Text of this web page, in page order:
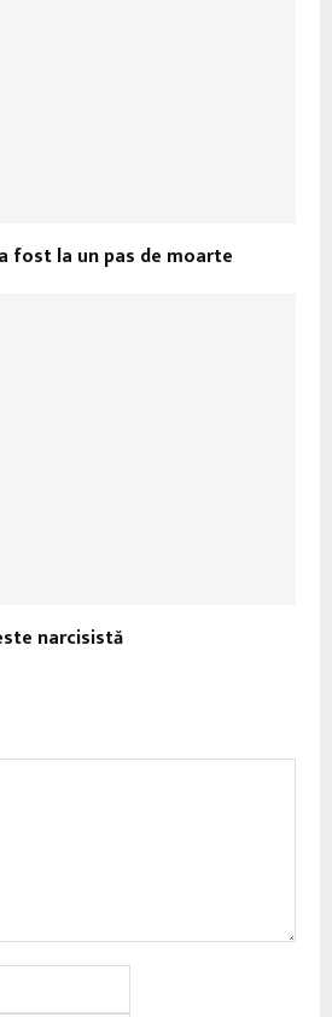
fost la un pas de moarte
narcisistă